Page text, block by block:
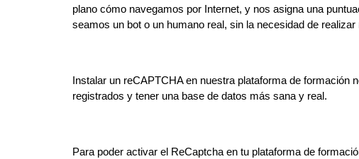
plano cómo navegamos por Internet, y nos asigna una
seamos un bot o un humano real, sin la necesidad de realizar
Instalar un reCAPTCHA en nuestra plataforma de
registrados y tener una base de datos más sana y real.
Para poder activar el ReCaptcha en tu plataforma de